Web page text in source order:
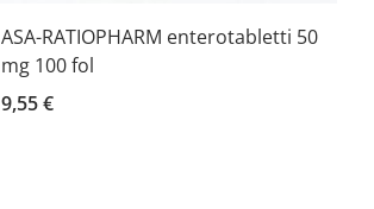
ASA-RATIOPHARM enterotabletti 50
mg 100 fol
9,55 €